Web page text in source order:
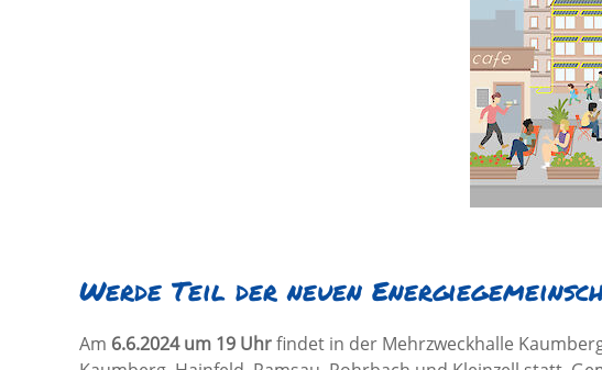
Werde Teil der neuen
Am 6.6.2024 um 19 Uhrfindet in der Mehrzweckhalle